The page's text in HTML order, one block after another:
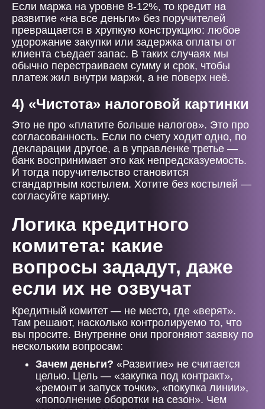
Если маржа на уровне 8-12%, то кредит на
развитие «на все деньги» без поручителей
превращается в хрупкую конструкцию: любое
удорожание закупки или задержка оплаты от
клиента съедает запас. В таких случаях мы
обычно перестраиваем сумму и срок, чтобы
платеж жил внутри маржи, а не поверх неё.
4) «Чистота» налоговой картинки
Это не про «платите больше налогов». Это про
согласованность. Если по счету ходит одно, по
декларации другое, а в управленке третье —
банк воспринимает это как непредсказуемость.
И тогда поручительство становится
стандартным костылем. Хотите без костылей —
согласуйте картину.
Логика кредитного
комитета: какие
вопросы зададут, даже
если их не озвучат
Кредитный комитет — не место, где «верят».
Там решают, насколько контролируемо то, что
вы просите. Внутренне они прогоняют заявку по
нескольким вопросам:
Зачем деньги? «Развитие» не считается
целью. Цель — «закупка под контракт»,
«ремонт и запуск точки», «покупка линии»,
«пополнение оборотки на сезон». Чем